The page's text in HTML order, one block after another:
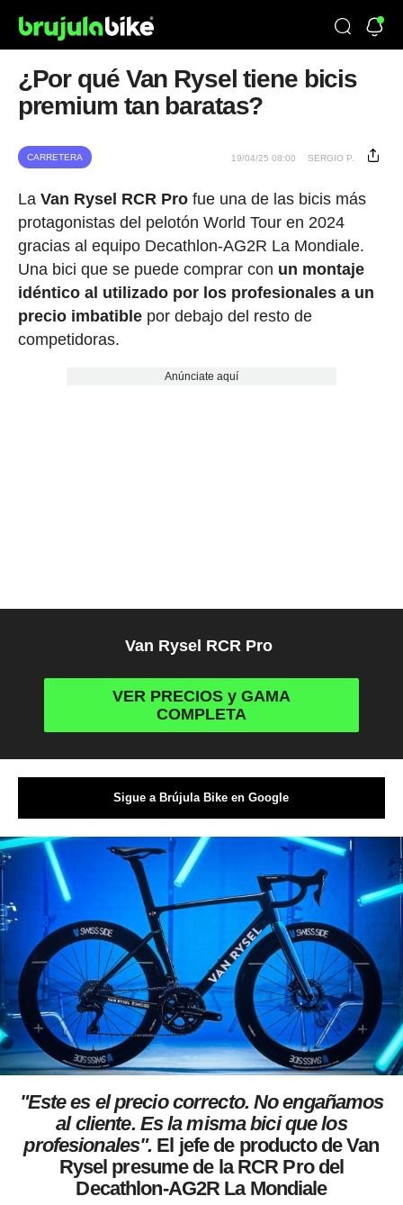
¿Por qué Van Rysel tiene bicis
premium tan baratas?
CARRETERA 19/04/25 08:00 SERGIO P.
LaVan Rysel RCR Profue una de las bicis más
protagonistas del pelotón World Tour en 2024
gracias al equipo Decathlon-AG2R La Mondiale.
Una bici que se puede comprar con un montaje
idéntico al utilizado por los profesionales a un
precio imbatible por debajo del resto de
competidoras.
Anúnciate aquí
Van Rysel RCR Pro
VER PRECIOS y GAMA
COMPLETA
Sigue a Brújula Bike en Google
"Este es el precio correcto. No engañamos
al cliente. Es la misma bici que los
profesionales". El jefe de producto de Van
Rysel presume de la RCR Pro del
Decathlon-AG2R La Mondiale